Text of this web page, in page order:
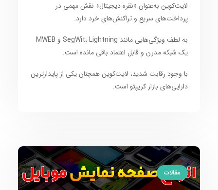
لایت‌کوین به‌عنوان «نقره دیجیتال» نقش مهمی در
پرداخت‌های سریع و تراکنش‌های خرد دارد.
به لطف ویژگی‌هایی مانند SegWit، Lightning و MWEB
یک شبکه مدرن و قابل اعتماد باقی مانده است.
با وجود رقابت شدید، لایت‌کوین همچنان یکی از پایدارترین
دارایی‌های بازار کریپتو است.
مقالات